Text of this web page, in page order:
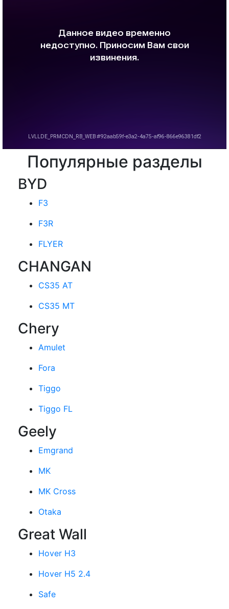
Популярные разделы
BYD
F3
F3R
FLYER
CHANGAN
CS35 AT
CS35 MT
Chery
Amulet
Fora
Tiggo
Tiggo FL
Geely
Emgrand
MK
MK Cross
Otaka
Great Wall
Hover H3
Hover H5 2.4
Safe